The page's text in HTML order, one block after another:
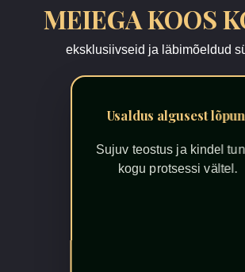
MEIEGA KOOS
eksklusiivseid ja läbimõeldud
Usaldus algusest
Sujuv teostus ja kindel
kogu protsessi vältel.